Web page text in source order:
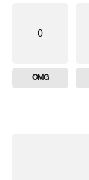
0
OMG